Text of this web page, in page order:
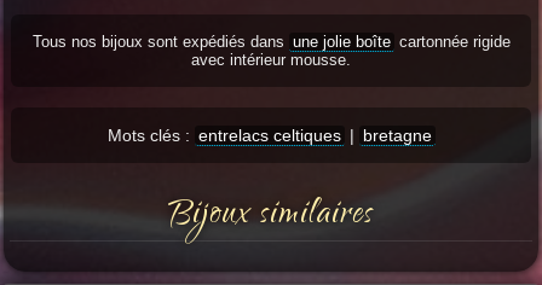
Tous nos bijoux sont expédiés dans une jolie boîte cartonnée rigide
avec intérieur mousse.
Mots clés : entrelacs celtiques | bretagne
Bijoux similaires